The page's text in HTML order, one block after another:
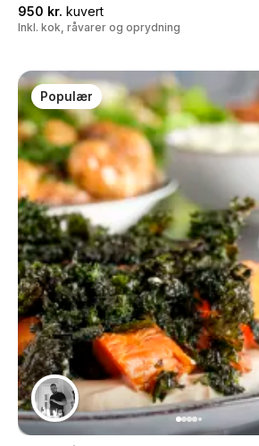
950 kr. kuvert
Inkl. kok, råvarer og oprydning
Populær